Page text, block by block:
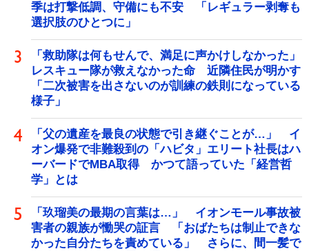
季は打撃低調、守備にも不安 「レギュラー剥奪も
選択肢のひとつに」
「救助隊は何もせんで、満足に声かけしなかった」
レスキュー隊が救えなかった命 近隣住民が明かす
「二次被害を出さないのが訓練の鉄則になっている
様子」
「父の遺産を最良の状態で引き継ぐことが…」 イ
オン爆発で非難殺到の「ハビタ」エリート社長はハ
ーバードでMBA取得 かつて語っていた「経営哲
学」とは
「玖瑠美の最期の言葉は…」 イオンモール事故被
害者の親族が慟哭の証言 「おばたちは制止できな
かった自分たちを責めている」 さらに、間一髪で